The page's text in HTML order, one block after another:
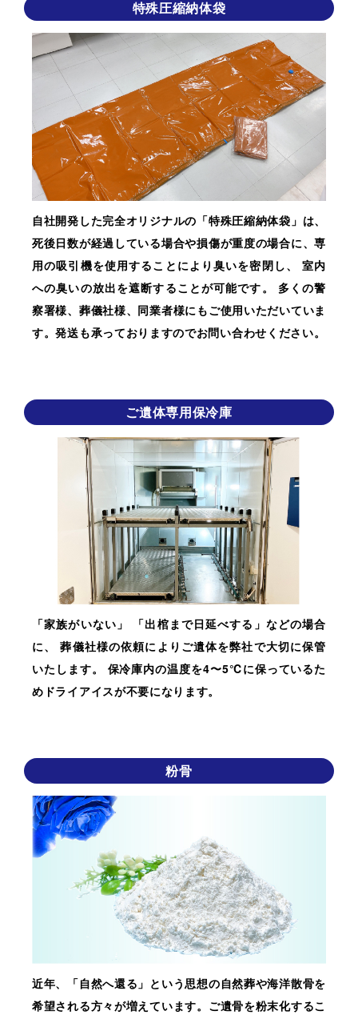
特殊圧縮納体袋
自社開発した完全オリジナルの「特殊圧縮納体袋」は、
死後日数が経過している場合や損傷が重度の場合に、専
用の吸引機を使用することにより臭いを密閉し、 室内
への臭いの放出を遮断することが可能です。 多くの警
察署様、葬儀社様、同業者様にもご使用いただいていま
す。発送も承っておりますのでお問い合わせください。
ご遺体専用保冷庫
「家族がいない」 「出棺まで日延べする」などの場合
に、 葬儀社様の依頼によりご遺体を弊社で大切に保管
いたします。 保冷庫内の温度を4〜5℃に保っているた
めドライアイスが不要になります。
粉骨
近年、「自然へ還る」という思想の自然葬や海洋散骨を
希望される方々が増えています。ご遺骨を粉末化するこ